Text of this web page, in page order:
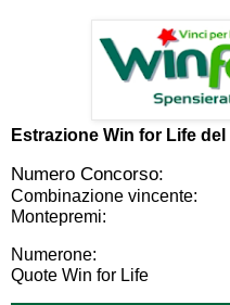
Estrazione Win for Life del
Numero Concorso:
Combinazione vincente:
Montepremi:
Numerone:
Quote Win for Life